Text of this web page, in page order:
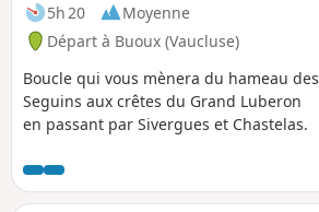
5h 20
Moyenne
Départ à Buoux (Vaucluse)
Boucle qui vous mènera du hameau des
Seguins aux crêtes du Grand Luberon
en passant par Sivergues et Chastelas.